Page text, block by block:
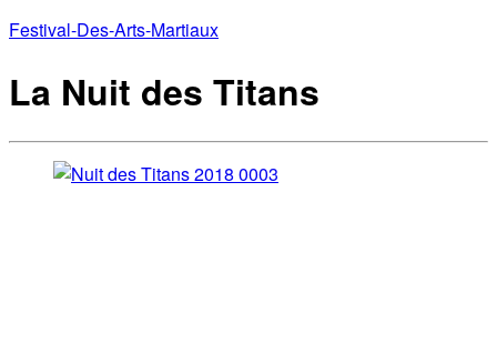
Festival-Des-Arts-Martiaux
La Nuit des Titans